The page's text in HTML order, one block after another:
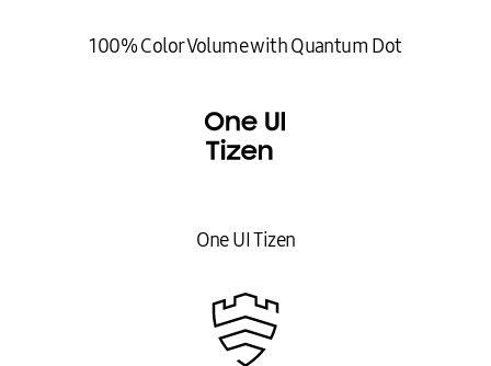
100% Color Volume with Quantum Dot
One UI Tizen